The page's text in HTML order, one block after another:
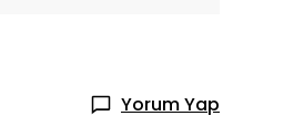
Yorum Yap